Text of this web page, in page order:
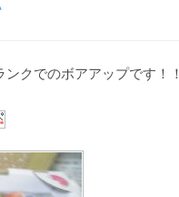
ンクでのボアアップです！！